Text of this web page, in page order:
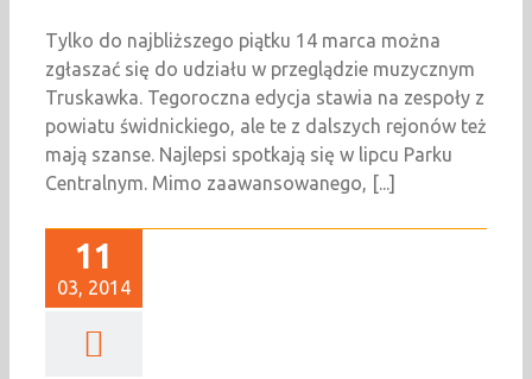
Tylko do najbliższego piątku 14 marca można
zgłaszać się do udziału w przeglądzie muzycznym
Truskawka. Tegoroczna edycja stawia na zespoły z
powiatu świdnickiego, ale te z dalszych rejonów też
mają szanse. Najlepsi spotkają się w lipcu Parku
Centralnym. Mimo zaawansowanego, [...]
11
03, 2014